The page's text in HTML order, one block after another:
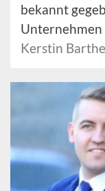
bekannt
Unternehmen
Kerstin